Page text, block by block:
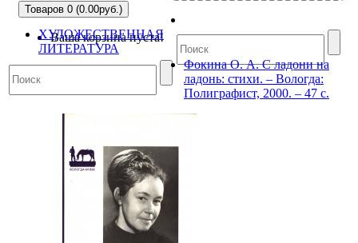
Товаров 0 (0.00руб.)
Ваша корзина пуста!
ХУДОЖЕСТВЕННАЯ
ЛИТЕРАТУРА
Фокина О. А. С ладони на
ладонь: стихи. – Вологда:
Полиграфист, 2000. – 47 с.